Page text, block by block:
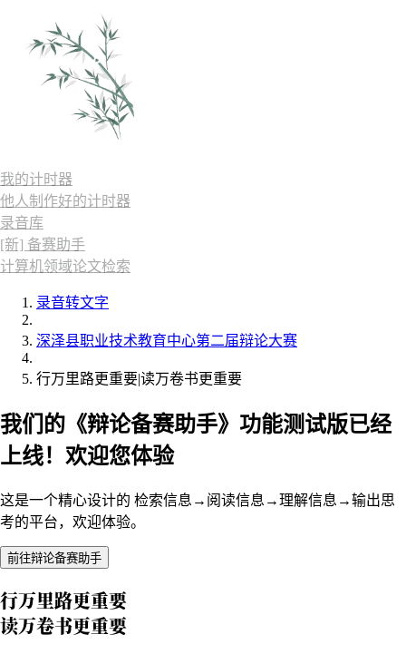
我的计时器
他人制作好的计时器
录音库
[新] 备赛助手
计算机领域论文检索
录音转文字
深泽县职业技术教育中心第二届辩论大赛
行万里路更重要|读万卷书更重要
我们的《辩论备赛助手》功能测试版已经
上线！欢迎您体验
这是一个精心设计的 检索信息→阅读信息→理解信息→输出思
考的平台，欢迎体验。
前往辩论备赛助手
行万里路更重要
读万卷书更重要